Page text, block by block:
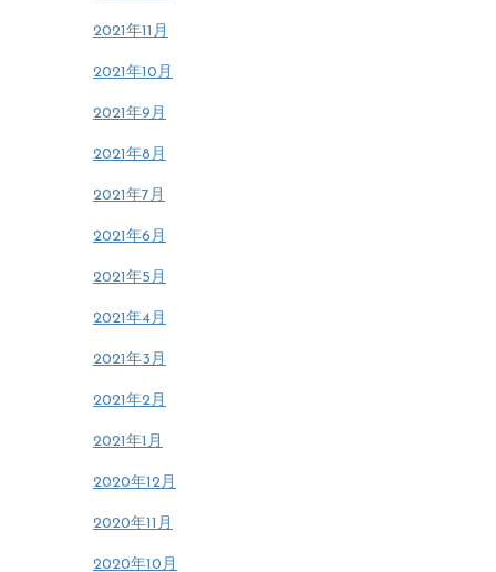
2021年11月
2021年10月
2021年9月
2021年8月
2021年7月
2021年6月
2021年5月
2021年4月
2021年3月
2021年2月
2021年1月
2020年12月
2020年11月
2020年10月